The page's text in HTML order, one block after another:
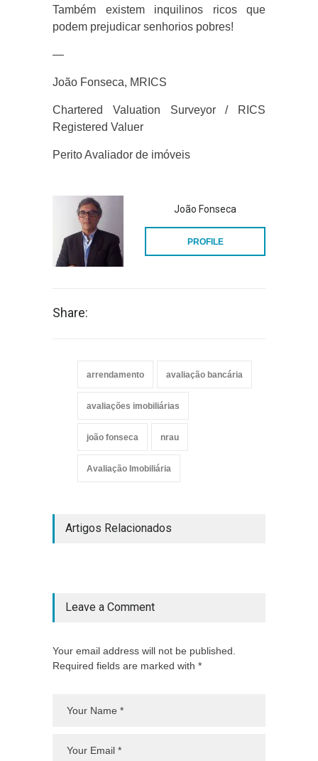
Também existem inquilinos ricos que
podem prejudicar senhorios pobres!
—
João Fonseca, MRICS
Chartered Valuation Surveyor / RICS
Registered Valuer
Perito Avaliador de imóveis
João Fonseca
PROFILE
Share:
arrendamento avaliação bancária
avaliações imobiliárias
joão fonseca nrau
Avaliação Imobiliária
Artigos Relacionados
Leave a Comment
Your email address will not be published.
Required fields are marked with *